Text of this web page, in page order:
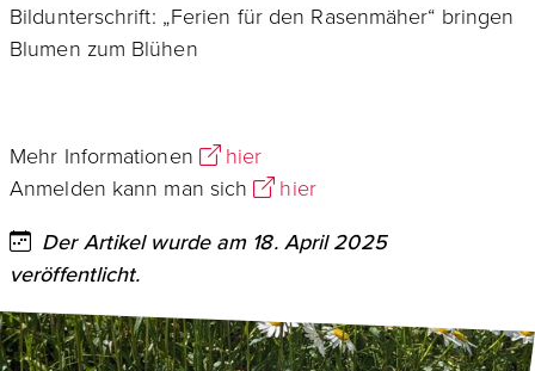
Bildunterschrift: „Ferien für den Rasenmäher“ bringen
Blumen zum Blühen
Mehr Informationen
hier
Anmelden kann man sich
hier
Der Artikel wurde am 18. April 2025
veröffentlicht.